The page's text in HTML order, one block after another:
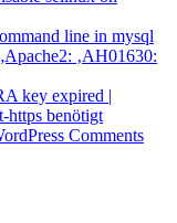
line in mysql
‚AH01630:
key expired |
https benötigt
Comments